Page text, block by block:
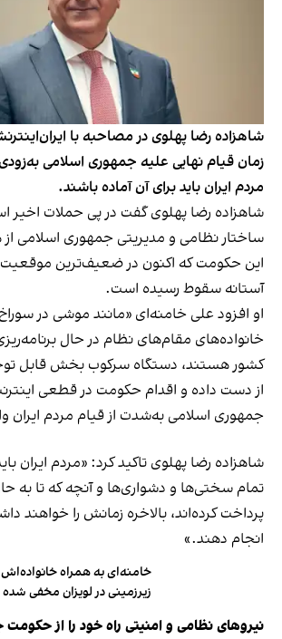
شاهزاده رضا پهلوی در مصاحبه با
زمان قیام نهایی علیه جمهوری اسلامی
مردم ایران باید برای آن آماده باشند.
شاهزاده رضا پهلوی گفت در پی حملات اخیر
ساختار نظامی و مدیریتی جمهوری اسلامی
این حکومت که اکنون در ضعیف‌ترین موقعیت
آستانه سقوط رسیده است.
او افزود علی خامنه‌ای «مانند موشی در
خانواده‌های مقام‌های نظام در حال
کشور هستند، دستگاه سرکوب بخش قابل
از دست داده و اقدام حکومت در قطعی
جمهوری اسلامی به‌شدت از قیام مردم ایران
شاهزاده رضا پهلوی تاکید کرد: «مردم ایران
تمام سختی‌ها و دشواری‌ها و آنچه که تا به
پرداخت کرده‌اند، بالاخره زمانش را خواهند
انجام دهند.»
خامنه‌ای به همراه
زیرزمینی در لویزان مخفی
نیروهای نظامی و امنیتی راه خود را از حکومت